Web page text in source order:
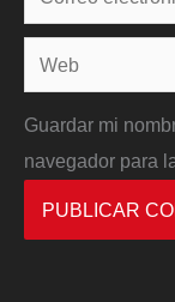
electrónico*
Web
Guardar mi
navegador para